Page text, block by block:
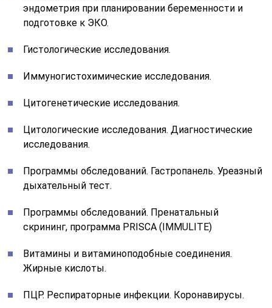
эндометрия при планировании беременности и
подготовке к ЭКО.
Гистологические исследования.
Иммуногистохимические исследования.
Цитогенетические исследования.
Цитологические исследования. Диагностические
исследования.
Программы обследований. Гастропанель. Уреазный
дыхательный тест.
Программы обследований. Пренатальный
скрининг, программа PRISCA (IMMULITE)
Витамины и витаминоподобные соединения.
Жирные кислоты.
ПЦР. Респираторные инфекции. Коронавирусы.